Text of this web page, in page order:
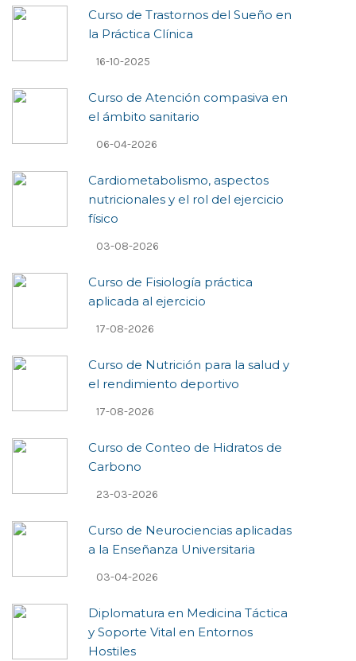
Curso de Trastornos del Sueño en
la Práctica Clínica
16-10-2025
Curso de Atención compasiva en
el ámbito sanitario
06-04-2026
Cardiometabolismo, aspectos
nutricionales y el rol del ejercicio
físico
03-08-2026
Curso de Fisiología práctica
aplicada al ejercicio
17-08-2026
Curso de Nutrición para la salud y
el rendimiento deportivo
17-08-2026
Curso de Conteo de Hidratos de
Carbono
23-03-2026
Curso de Neurociencias aplicadas
a la Enseñanza Universitaria
03-04-2026
Diplomatura en Medicina Táctica
y Soporte Vital en Entornos
Hostiles